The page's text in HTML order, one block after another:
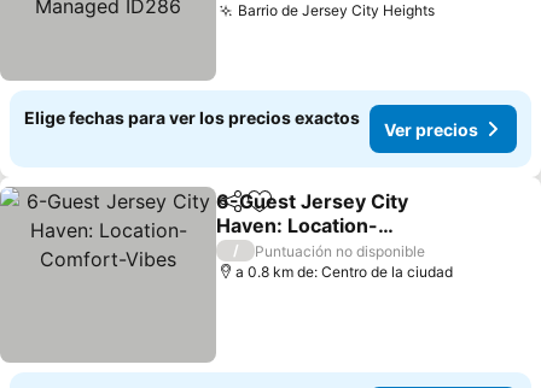
Barrio de Jersey City Heights
Elige fechas para ver los precios exactos
Ver precios
CompartirAgregar a favoritos
6-Guest Jersey City
Haven: Location-
Comfort-Vibes
/
Puntuación no disponible
a 0.8 km de: Centro de la ciudad